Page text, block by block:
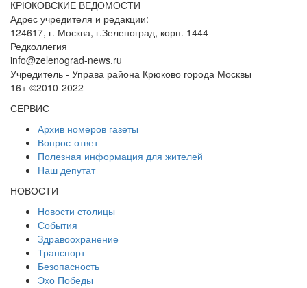
КРЮКОВСКИЕ ВЕДОМОСТИ
Адрес учредителя и редакции:
124617, г. Москва, г.Зеленоград, корп. 1444
Редколлегия
info@zelenograd-news.ru
Учредитель - Управа района Крюково города Москвы
16+ ©2010-2022
СЕРВИС
Архив номеров газеты
Вопрос-ответ
Полезная информация для жителей
Наш депутат
НОВОСТИ
Новости столицы
События
Здравоохранение
Транспорт
Безопасность
Эхо Победы